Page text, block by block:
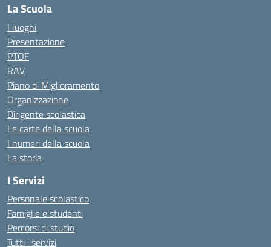
La Scuola
I luoghi
Presentazione
PTOF
RAV
Piano di Miglioramento
Organizzazione
Dirigente scolastica
Le carte della scuola
I numeri della scuola
La storia
I Servizi
Personale scolastico
Famiglie e studenti
Percorsi di studio
Tutti i servizi